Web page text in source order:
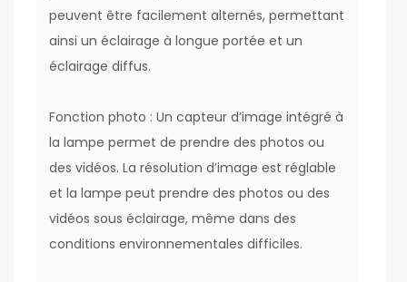
peuvent être facilement alternés, permettant
ainsi un éclairage à longue portée et un
éclairage diffus.
Fonction photo : Un capteur d’image intégré à
la lampe permet de prendre des photos ou
des vidéos. La résolution d’image est réglable
et la lampe peut prendre des photos ou des
vidéos sous éclairage, même dans des
conditions environnementales difficiles.